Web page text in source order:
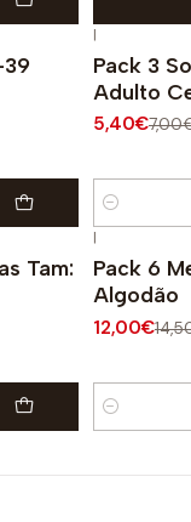
|
Pack 3
Adulto
5,40€
Quantidade
Tam:
|
Pack 6
Algodão
12,00€
Quantidade